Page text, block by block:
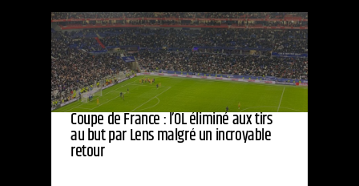
Coupe de France : l’OL éliminé aux tirs
au but par Lens malgré un incroyable
retour